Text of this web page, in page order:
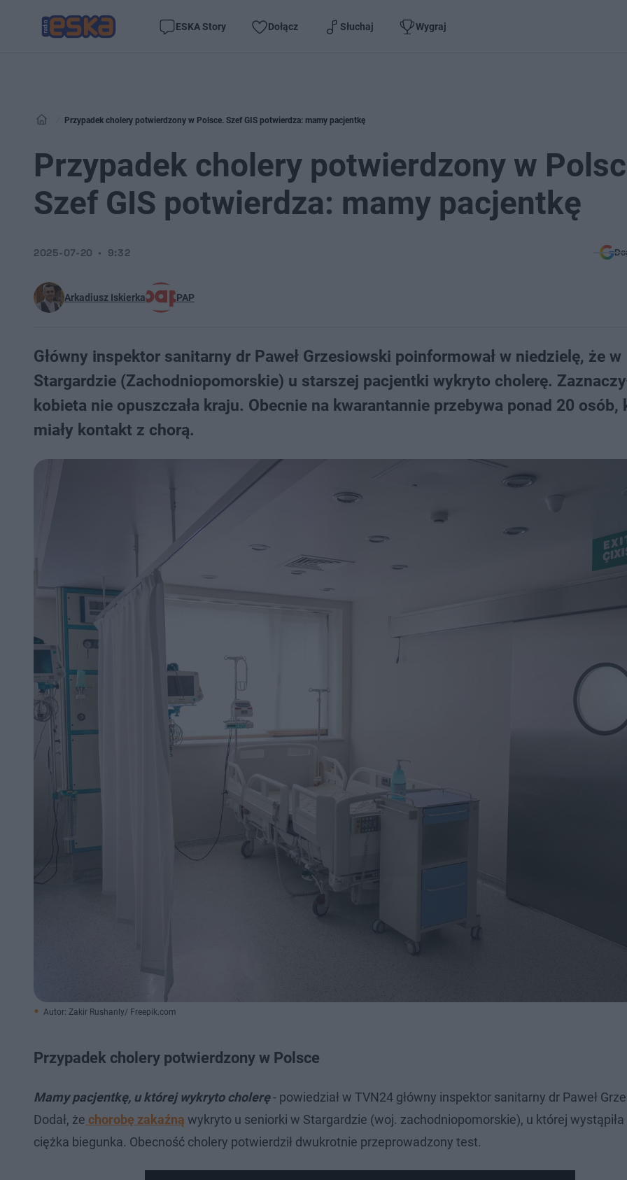
ESKA Story Dołącz Słuchaj Wygraj
Przypadek cholery potwierdzony w Polsce. Szef GIS potwierdza: mamy pacjentkę
Przypadek cholery potwierdzony w
Szef GIS potwierdza: mamy pacjentkę
Arkadiusz Iskierka PAP
2025-07-20 9:32
Główny inspektor sanitarny dr Paweł Grzesiowski poinformował w niedzielę, że w
Stargardzie (Zachodniopomorskie) u starszej pacjentki wykryto cholerę.
kobieta nie opuszczała kraju. Obecnie na kwarantannie przebywa ponad 20 osób,
miały kontakt z chorą.
Autor: Zakir Rushanly/ Freepik.com
Przypadek cholery potwierdzony w Polsce
Mamy pacjentkę, u której wykryto cholerę- powiedział w TVN24 główny inspektor sanitarny dr Paweł
Dodał, że chorobę zakaźną wykryto u seniorki w Stargardzie (woj. zachodniopomorskie), u której wystąpiła
ciężka biegunka. Obecność cholery potwierdził dwukrotnie przeprowadzony test.